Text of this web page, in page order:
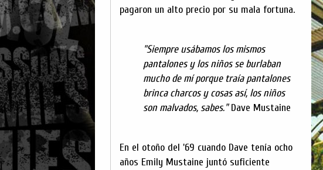
pagaron un alto precio por su mala fortuna.
"Siempre usábamos los mismos
pantalones y los niños se burlaban
mucho de mí porque traía pantalones
brinca charcos y cosas así, los niños
son malvados, sabes."Dave Mustaine
En el otoño del '69 cuando Dave tenía ocho
años Emily Mustaine juntó suficiente